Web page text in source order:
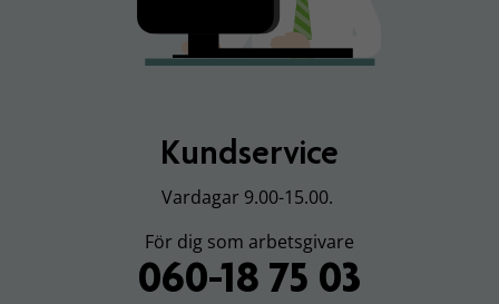
Kundservice
Vardagar 9.00-15.00.
För dig som arbetsgivare
060-18 75 03